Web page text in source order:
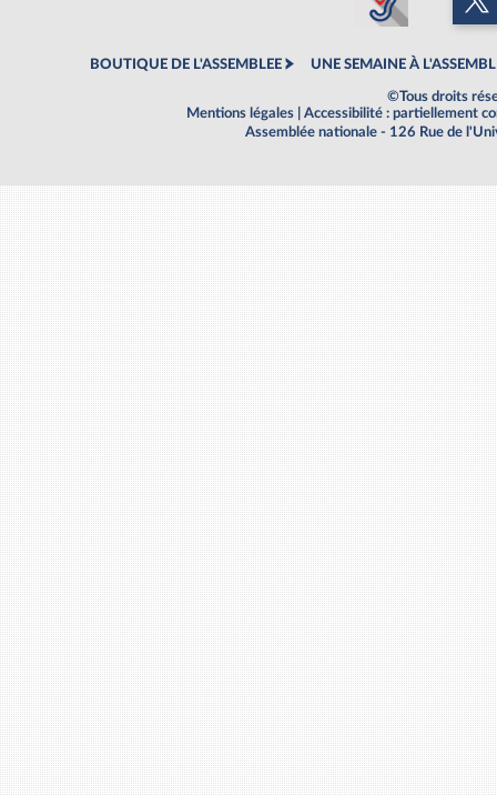
BOUTIQUE DE L'ASSEMBLEE UNE SEMAINE À
©Tous droits
Mentions légales
Accessibilité : partiellement
Assemblée nationale - 126 Rue de